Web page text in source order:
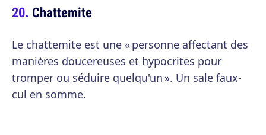
Chattemite
Le chattemite est une « personne affectant des
manières doucereuses et hypocrites pour
tromper ou séduire quelqu'un ». Un sale faux-
cul en somme.